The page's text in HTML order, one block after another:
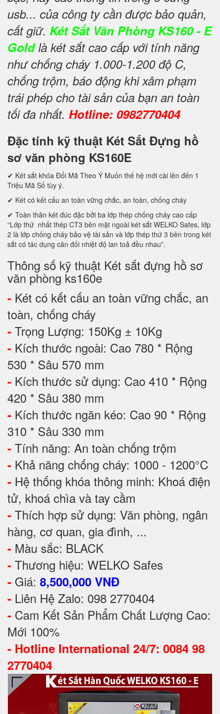
usb... của công ty cần được bảo quản,
cất giữ. Két Sắt Văn Phòng KS160 - E
Goldlà két sắt cao cấp với tính năng
như chống cháy 1.000-1.200 độ C,
chống trộm, báo động khi xâm phạm
trái phép cho tài sản của bạn an toàn
tối đa nhất. Hotline: 0982770404
Đặc tính kỹ thuật Két Sắt Đựng hồ
sơ văn phòng KS160E
✔ Két sắt khóa Đổi Mã Theo Ý Muốn thế hệ mới cài lên đến 1
Triệu Mã Số tùy ý.
✔ Két có kết cấu an toàn vững chắc, an toàn, chống cháy
✔ Toàn thân két đúc đặc bởi ba lớp thép chống cháy cao cấp
“Lớp thứ nhất thép CT3 bên mặt ngoài két sắt WELKO Safes, lớp
2 là lớp chống cháy bảo vệ tài sản và lớp thép thứ 3 bên trong két
sắt có tác dụng cân đối nhiệt độ lan toả đều nhau”.
Thông số kỹ thuật Két sắt đựng hồ sơ
văn phòng ks160e
- Két có kết cấu an toàn vững chắc, an
toàn, chống cháy
- Trọng Lượng: 150Kg ± 10Kg
- Kích thước ngoài: Cao 780 * Rộng
530 * Sâu 570 mm
- Kích thước sử dụng: Cao 410 * Rộng
420 * Sâu 380 mm
- Kích thước ngăn kéo: Cao 90 * Rộng
310 * Sâu 330 mm
- Tính năng: An toàn chống trộm
- Khả năng chống cháy: 1000 - 1200°C
- Hệ thống khóa thông minh: Khoá điện
tử, khoá chìa và tay cầm
- Thích hợp sử dụng: Văn phòng, ngân
hàng, cơ quan, gia đình, ...
- Màu sắc: BLACK
- Thương hiệu: WELKO Safes
- Giá: 8,500,000 VNĐ
- Liên Hệ Zalo: 098 2770404
- Cam Kết Sản Phẩm Chất Lượng Cao:
Mới 100%
- Hotline International 24/7: 0084 98
2770404